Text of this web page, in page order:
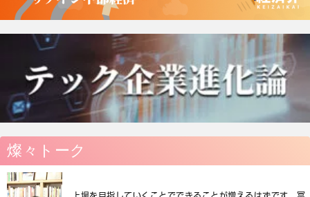
燦々トーク
上場を目指していくことでできることが増えるはずです 冨